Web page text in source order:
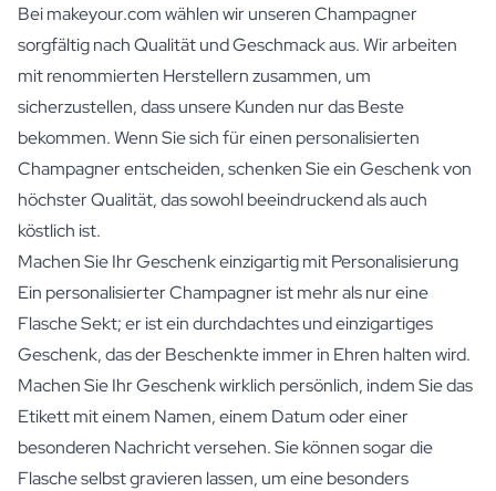
Bei makeyour.com wählen wir unseren Champagner
sorgfältig nach Qualität und Geschmack aus. Wir arbeiten
mit renommierten Herstellern zusammen, um
sicherzustellen, dass unsere Kunden nur das Beste
bekommen. Wenn Sie sich für einen personalisierten
Champagner entscheiden, schenken Sie ein Geschenk von
höchster Qualität, das sowohl beeindruckend als auch
köstlich ist.
Machen Sie Ihr Geschenk einzigartig mit Personalisierung
Ein personalisierter Champagner ist mehr als nur eine
Flasche Sekt; er ist ein durchdachtes und einzigartiges
Geschenk, das der Beschenkte immer in Ehren halten wird.
Machen Sie Ihr Geschenk wirklich persönlich, indem Sie das
Etikett mit einem Namen, einem Datum oder einer
besonderen Nachricht versehen. Sie können sogar die
Flasche selbst gravieren lassen, um eine besonders